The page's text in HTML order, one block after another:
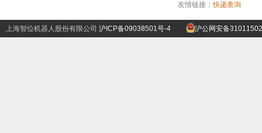
友情链接：快递查询
上海智位机器人股份有限公司 沪ICP备09038501号-4 沪公网安备